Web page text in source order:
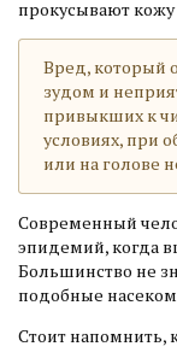
прокусывают
Вред, который
зудом и
привыкших к
условиях, при
или на голове
Современный
эпидемий, когда
Большинство не
подобные
Стоит напомнить,